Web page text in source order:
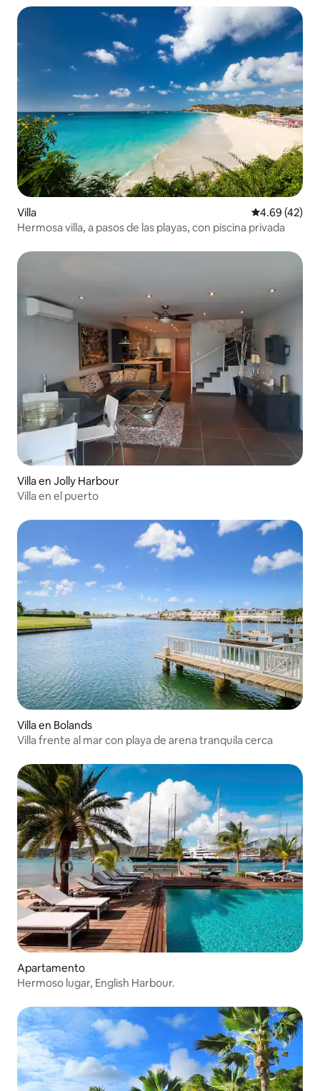
Villa Calificación
4.69 (42)
Hermosa villa, a pasos de las playas, con piscina privada
Villa en Jolly Harbour
Villa en el puerto
Villa en Bolands
Villa frente al mar con playa de arena tranquila cerca
Apartamento
Hermoso lugar, English Harbour.